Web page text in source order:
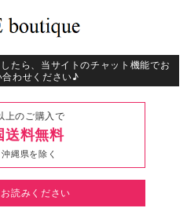
たら、当サイトのチャット機能でお
合わせください♪
上のご購入で
送料無料
縄県を除く
読みください